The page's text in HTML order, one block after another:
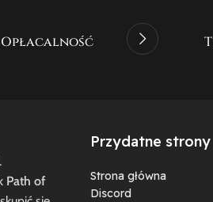
Path of
Przydatne strony
Strona główna
Discord